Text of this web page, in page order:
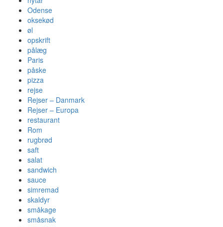
Odense
oksekød
øl
opskrift
pålæg
Paris
påske
pizza
rejse
Rejser – Danmark
Rejser – Europa
restaurant
Rom
rugbrød
saft
salat
sandwich
sauce
simremad
skaldyr
småkage
småsnak